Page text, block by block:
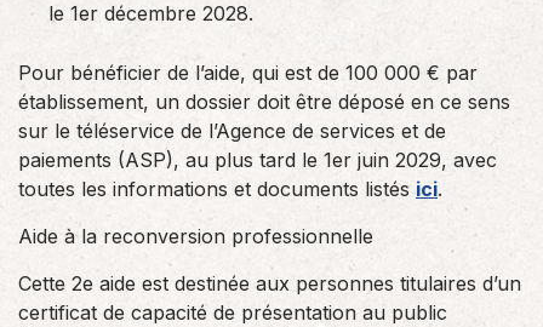
le 1er décembre 2028.
Pour bénéficier de l’aide, qui est de 100 000 € par
établissement, un dossier doit être déposé en ce sens
sur le téléservice de l’Agence de services et de
paiements (ASP), au plus tard le 1er juin 2029, avec
toutes les informations et documents listés ici.
Aide à la reconversion professionnelle
Cette 2e aide est destinée aux personnes titulaires d’un
certificat de capacité de présentation au public